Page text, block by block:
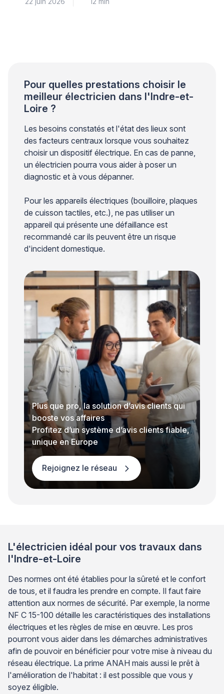
de sécurité et de la norme NFC 15-100, car la
Pour quelles prestations choisir le
meilleur électricien dans l'Indre-et-
Loire ?
Les besoins constatés et l'état des lieux sont
des facteurs centraux lorsque vous souhaitez
choisir un dispositif électrique. En cas de panne,
un électricien pourra vous aider à poser un
diagnostic et à vous dépanner.
Pour les appareils électriques (bouilloire, plaques
de cuisson tactiles, etc.), ne pas utiliser un
appareil qui présente une défaillance est
recommandé car ils peuvent être un risque
d'incident domestique.
Plus que pro, la solution d’avis clients qui
booste vos affaires
Profitez d’un système d’avis clients fiable,
unique en Europe
Rejoignez le réseau
L'électricien idéal pour vos travaux dans
l'Indre-et-Loire
Des normes ont été établies pour la sûreté et le confort
de tous, et il faudra les prendre en compte. Il faut faire
attention aux normes de sécurité. Par exemple, la norme
NF C 15-100 détaille les caractéristiques des installations
électriques et les règles de mise en œuvre. Les pros
pourront vous aider dans les démarches administratives
afin de pouvoir en bénéficier pour votre mise à niveau du
réseau électrique. La prime ANAH mais aussi le prêt à
l'amélioration de l'habitat : il est possible que vous y
soyez éligible.